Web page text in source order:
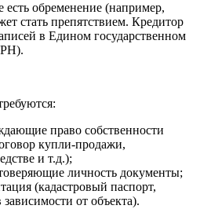
обременение (например,
стать препятствием. Кредитор
в Едином государственном
право собственности
купли-продажи,
и т.д.);
личность документы;
(кадастровый паспорт,
от объекта).